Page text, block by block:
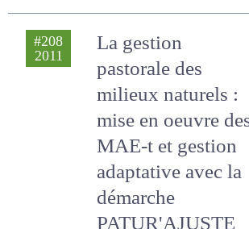
Nettier B.
La gestion
pastorale des
milieux naturels :
mise en oeuvre
des MAE-t et
gestion adaptative